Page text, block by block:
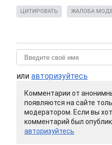
ЦИТИРОВАТЬ ЖАЛОБА
или авторизуйтесь
Комментарии от
появляются на сайте
модератором. Если вы
комментарий был
авторизуйтесь